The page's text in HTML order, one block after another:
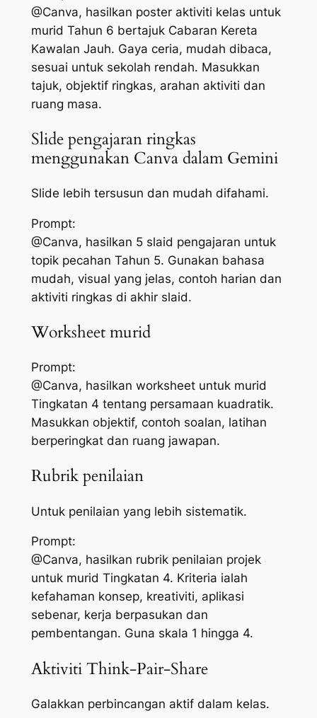
@Canva, hasilkan poster aktiviti kelas untuk
murid Tahun 6 bertajuk Cabaran Kereta
Kawalan Jauh. Gaya ceria, mudah dibaca,
sesuai untuk sekolah rendah. Masukkan
tajuk, objektif ringkas, arahan aktiviti dan
ruang masa.
Slide pengajaran ringkas
menggunakan Canva dalam Gemini
Slide lebih tersusun dan mudah difahami.
Prompt:
@Canva, hasilkan 5 slaid pengajaran untuk
topik pecahan Tahun 5. Gunakan bahasa
mudah, visual yang jelas, contoh harian dan
aktiviti ringkas di akhir slaid.
Worksheet murid
Prompt:
@Canva, hasilkan worksheet untuk murid
Tingkatan 4 tentang persamaan kuadratik.
Masukkan objektif, contoh soalan, latihan
berperingkat dan ruang jawapan.
Rubrik penilaian
Untuk penilaian yang lebih sistematik.
Prompt:
@Canva, hasilkan rubrik penilaian projek
untuk murid Tingkatan 4. Kriteria ialah
kefahaman konsep, kreativiti, aplikasi
sebenar, kerja berpasukan dan
pembentangan. Guna skala 1 hingga 4.
Aktiviti Think-Pair-Share
Galakkan perbincangan aktif dalam kelas.